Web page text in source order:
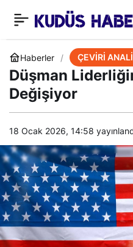
Haberler ÇEVİRİ
Düşman
Değişiyor
18 Ocak 2026, 14:58
Lübnan Cumhurbaşkanı
İsrail’le Müzakere İstiyor